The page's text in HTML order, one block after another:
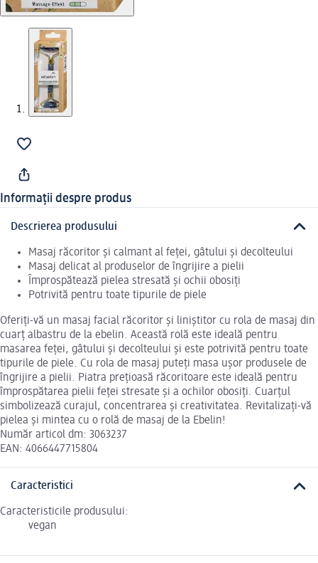
Informații despre produs
Descrierea produsului
Masaj răcoritor și calmant al feței, gâtului și decolteului
Masaj delicat al produselor de îngrijire a pielii
Împrospătează pielea stresată și ochii obosiți
Potrivită pentru toate tipurile de piele
Oferiți-vă un masaj facial răcoritor și liniștitor cu rola de masaj din
cuarț albastru de la ebelin. Această rolă este ideală pentru
masarea feței, gâtului și decolteului și este potrivită pentru toate
tipurile de piele. Cu rola de masaj puteți masa ușor produsele de
îngrijire a pielii. Piatra prețioasă răcoritoare este ideală pentru
împrospătarea pielii feței stresate și a ochilor obosiți. Cuarțul
simbolizează curajul, concentrarea și creativitatea. Revitalizați-vă
pielea și mintea cu o rolă de masaj de la Ebelin!
Număr articol dm: 3063237
EAN: 4066447715804
Caracteristici
Caracteristicile produsului:
vegan